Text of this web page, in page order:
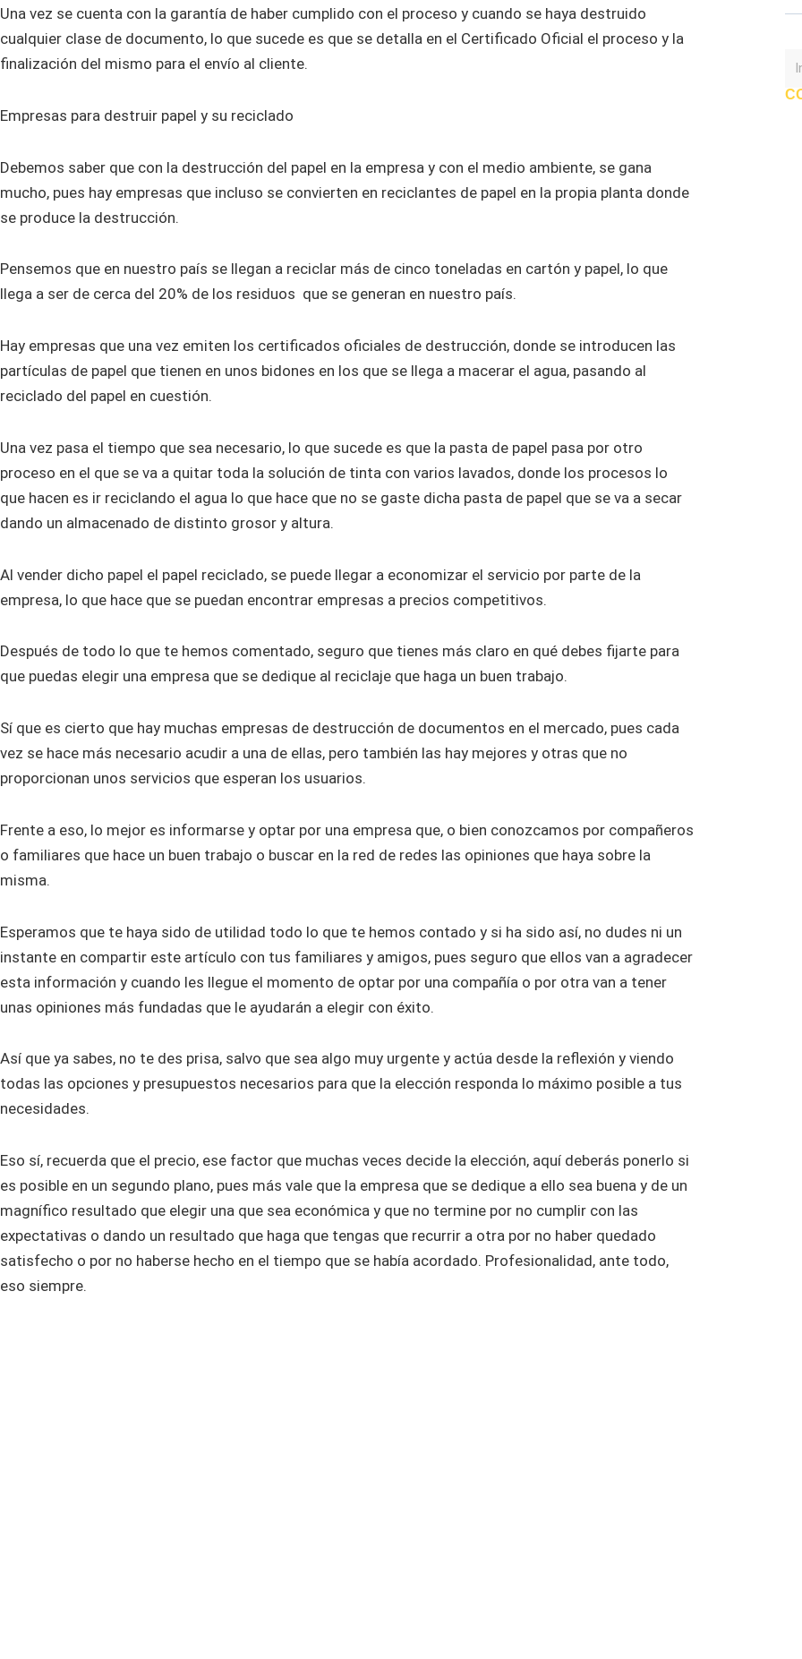
Una vez se cuenta con la garantía de haber cumplido con el proceso y cuando se haya destruido
cualquier clase de documento, lo que sucede es que se detalla en el Certificado Oficial el proceso y la
finalización del mismo para el envío al cliente.
Empresas para destruir papel y su reciclado
Debemos saber que con la destrucción del papel en la empresa y con el medio ambiente, se gana
mucho, pues hay empresas que incluso se convierten en reciclantes de papel en la propia planta donde
se produce la destrucción.
Pensemos que en nuestro país se llegan a reciclar más de cinco toneladas en cartón y papel, lo que
llega a ser de cerca del 20% de los residuos que se generan en nuestro país.
Hay empresas que una vez emiten los certificados oficiales de destrucción, donde se introducen las
partículas de papel que tienen en unos bidones en los que se llega a macerar el agua, pasando al
reciclado del papel en cuestión.
Una vez pasa el tiempo que sea necesario, lo que sucede es que la pasta de papel pasa por otro
proceso en el que se va a quitar toda la solución de tinta con varios lavados, donde los procesos lo
que hacen es ir reciclando el agua lo que hace que no se gaste dicha pasta de papel que se va a secar
dando un almacenado de distinto grosor y altura.
Al vender dicho papel el papel reciclado, se puede llegar a economizar el servicio por parte de la
empresa, lo que hace que se puedan encontrar empresas a precios competitivos.
Después de todo lo que te hemos comentado, seguro que tienes más claro en qué debes fijarte para
que puedas elegir una empresa que se dedique al reciclaje que haga un buen trabajo.
Sí que es cierto que hay muchas empresas de destrucción de documentos en el mercado, pues cada
vez se hace más necesario acudir a una de ellas, pero también las hay mejores y otras que no
proporcionan unos servicios que esperan los usuarios.
Frente a eso, lo mejor es informarse y optar por una empresa que, o bien conozcamos por compañeros
o familiares que hace un buen trabajo o buscar en la red de redes las opiniones que haya sobre la
misma.
Esperamos que te haya sido de utilidad todo lo que te hemos contado y si ha sido así, no dudes ni un
instante en compartir este artículo con tus familiares y amigos, pues seguro que ellos van a agradecer
esta información y cuando les llegue el momento de optar por una compañía o por otra van a tener
unas opiniones más fundadas que le ayudarán a elegir con éxito.
Así que ya sabes, no te des prisa, salvo que sea algo muy urgente y actúa desde la reflexión y viendo
todas las opciones y presupuestos necesarios para que la elección responda lo máximo posible a tus
necesidades.
Eso sí, recuerda que el precio, ese factor que muchas veces decide la elección, aquí deberás ponerlo si
es posible en un segundo plano, pues más vale que la empresa que se dedique a ello sea buena y de un
magnífico resultado que elegir una que sea económica y que no termine por no cumplir con las
expectativas o dando un resultado que haga que tengas que recurrir a otra por no haber quedado
satisfecho o por no haberse hecho en el tiempo que se había acordado. Profesionalidad, ante todo,
eso siempre.